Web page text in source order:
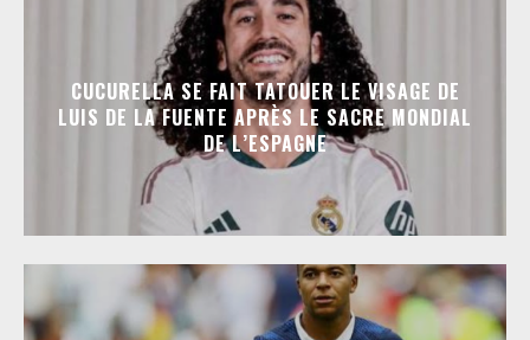
CUCURELLA SE FAIT TATOUER LE VISAGE DE
LUIS DE LA FUENTE APRÈS LE SACRE MONDIAL
DE L’ESPAGNE